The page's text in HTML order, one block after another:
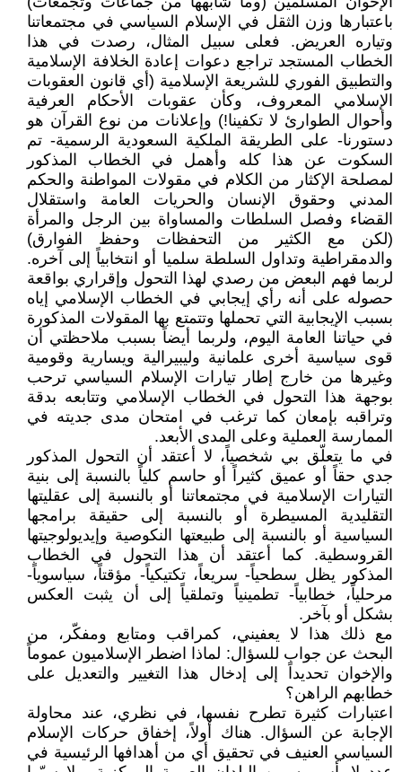
باعتبارها وزن الثقل في الإسلام السياسي في مجتمعاتنا
وتياره العريض. فعلى سبيل المثال، رصدت في هذا
الخطاب المستجد تراجع دعوات إعادة الخلافة الإسلامية
والتطبيق الفوري للشريعة الإسلامية (أي قانون العقوبات
الإسلامي المعروف، وكأن عقوبات الأحكام العرفية
وأحوال الطوارئ لا تكفينا!) وإعلانات من نوع القرآن هو
دستورنا- على الطريقة الملكية السعودية الرسمية- تم
السكوت عن هذا كله وأهمل في الخطاب المذكور
لمصلحة الإكثار من الكلام في مقولات المواطنة والحكم
المدني وحقوق الإنسان والحريات العامة واستقلال
القضاء وفصل السلطات والمساواة بين الرجل والمرأة
(لكن مع الكثير من التحفظات وحفظ الفوارق)
والدمقراطية وتداول السلطة سلميا أو انتخابياً إلى آخره.
لربما فهم البعض من رصدي لهذا التحول وإقراري بواقعة
حصوله على أنه رأي إيجابي في الخطاب الإسلامي إياه
بسبب الإيجابية التي تحملها وتتمتع بها المقولات المذكورة
في حياتنا العامة اليوم، ولربما أيضاً بسبب ملاحظتي أن
قوى سياسية أخرى علمانية وليبيرالية ويسارية وقومية
وغيرها من خارج إطار تيارات الإسلام السياسي ترحب
بوجهة هذا التحول في الخطاب الإسلامي وتتابعه بدقة
وتراقبه بإمعان كما ترغب في امتحان مدى جديته في
الممارسة العملية وعلى المدى الأبعد.
في ما يتعلّق بي شخصياً، لا أعتقد أن التحول المذكور
جدي حقاً أو عميق كثيراً أو حاسم كلياً بالنسبة إلى بنية
التيارات الإسلامية في مجتمعاتنا أو بالنسبة إلى عقليتها
التقليدية المسيطرة أو بالنسبة إلى حقيقة برامجها
السياسية أو بالنسبة إلى طبيعتها النكوصية وإيديولوجيتها
القروسطية. كما أعتقد أن هذا التحول في الخطاب
المذكور يظل سطحياً- سريعاً، تكتيكياً- مؤقتاً، سياسوياً-
مرحلياً، خطابياً- تطمينياً وتملقياً إلى أن يثبت العكس
بشكل أو بآخر.
مع ذلك هذا لا يعفيني، كمراقب ومتابع ومفكّر، من
البحث عن جواب للسؤال: لماذا اضطر الإسلاميون عموماً
والإخوان تحديداً إلى إدخال هذا التغيير والتعديل على
خطابهم الراهن؟
اعتبارات كثيرة تطرح نفسها، في نظري، عند محاولة
الإجابة عن السؤال. هناك أولاً، إخفاق حركات الإسلام
السياسي العنيف في تحقيق أي من أهدافها الرئيسية في